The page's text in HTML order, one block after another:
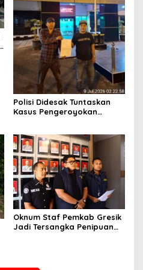
Polisi Didesak Tuntaskan
Kasus Pengeroyokan
Oknum Staf Pemkab Gresik
Jadi Tersangka Penipuan